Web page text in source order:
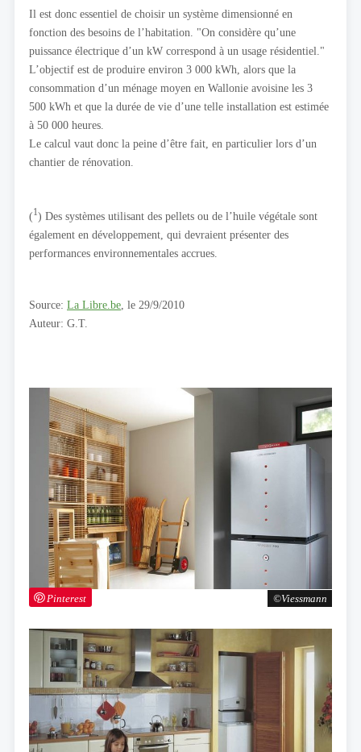
Viessmann
Pinterest
Il est donc essentiel de choisir un système dimensionné en
fonction des besoins de l’habitation. "On considère qu’une
puissance électrique d’un kW correspond à un usage résidentiel."
L’objectif est de produire environ 3 000 kWh, alors que la
consommation d’un ménage moyen en Wallonie avoisine les 3
500 kWh et que la durée de vie d’une telle installation est estimée
à 50 000 heures.
Le calcul vaut donc la peine d’être fait, en particulier lors d’un
chantier de rénovation.
(1) Des systèmes utilisant des pellets ou de l’huile végétale sont
également en développement, qui devraient présenter des
performances environnementales accrues.
Source: La Libre.be , le 29/9/2010
Auteur: G.T.